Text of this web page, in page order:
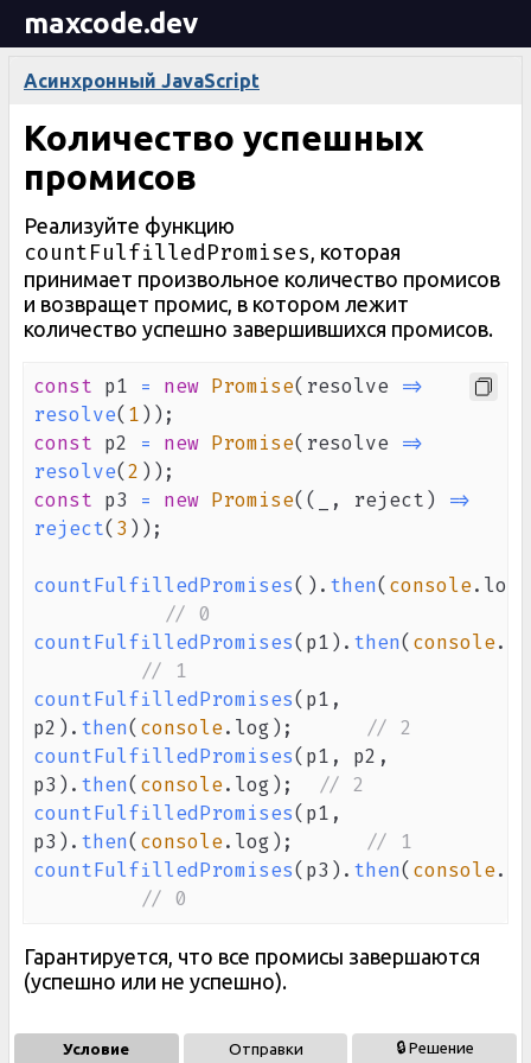
maxcode.dev
Асинхронный JavaScript
Количество успешных
промисов
Реализуйте функцию
countFulfilledPromises, которая
принимает произвольное количество промисов
и возвращет промис, в котором лежит
количество успешно завершившихся промисов.
const p1 = new Promise( resolve =>
resolve( 1 ) ) ;
const p2 = new Promise( resolve =>
resolve(2 ) ) ;
const p3 = new Promise( ( , reject )
=>
reject( 3 ) ) ;
countFulfilledPromises( ) . then( console. log
// 0
countFulfilledPromises( p1 ) . then( console.
// 1
countFulfilledPromises( p1 ,
p2 ) . then( console. log ) ;
// 2
countFulfilledPromises( p1 , p2 ,
p3 ) . then( console. log ) ;
// 2
countFulfilledPromises( p1 ,
p3 ) . then( console. log ) ;
// 1
countFulfilledPromises( p3 ) . then( console.
// 0
Гарантируется, что все промисы завершаются
(успешно или не успешно).
Условие Отправки 🔒 Решение